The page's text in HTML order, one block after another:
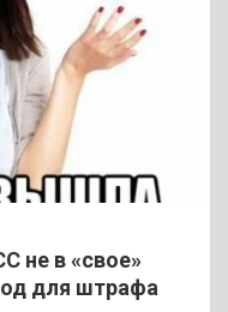
не в «свое»
для штрафа